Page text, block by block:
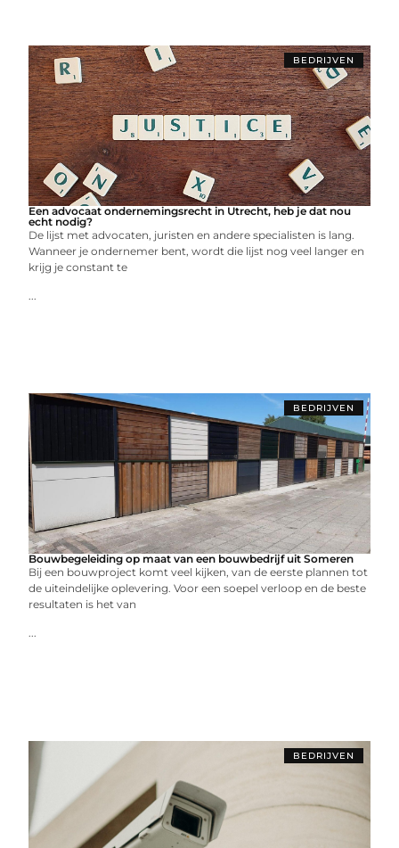
BEDRIJVEN
Een advocaat ondernemingsrecht in Utrecht, heb je dat nou
echt nodig?
De lijst met advocaten, juristen en andere specialisten is lang.
Wanneer je ondernemer bent, wordt die lijst nog veel langer en
krijg je constant te
...
BEDRIJVEN
Bouwbegeleiding op maat van een bouwbedrijf uit Someren
Bij een bouwproject komt veel kijken, van de eerste plannen tot
de uiteindelijke oplevering. Voor een soepel verloop en de beste
resultaten is het van
...
BEDRIJVEN